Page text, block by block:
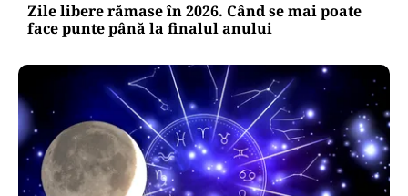
Zile libere rămase în 2026. Când se mai poate
face punte până la finalul anului